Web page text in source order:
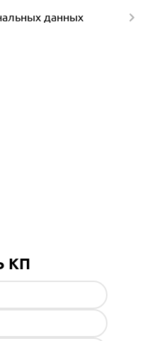
данных
КП